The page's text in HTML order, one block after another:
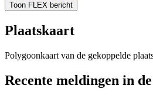
Toon FLEX bericht
Plaatskaart
Polygoonkaart van de gekoppelde
Recente meldingen in